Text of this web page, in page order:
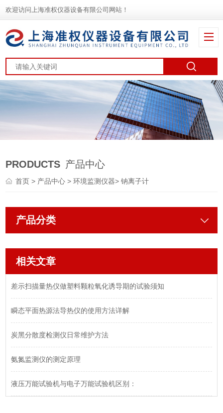
欢迎访问上海准权仪器设备有限公司网站！
PRODUCTS 产品中心
首页> 产品中心>环境监测仪器>钠离子计
产品分类
相关文章
差示扫描量热仪做塑料颗粒氧化诱导期的试验须知
瞬态平面热源法导热仪的使用方法详解
炭黑分散度检测仪日常维护方法
氨氮监测仪的测定原理
液压万能试验机与电子万能试验机区别：